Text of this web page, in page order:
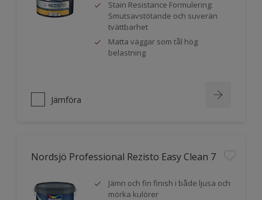
Stain Resistance Formulering:
Smutsavstötande och suverän
tvättbarhet
Matta väggar som tål hög
belastning
Jämföra
Nordsjö Professional Rezisto Easy Clean 7
Jämn och fin finish i både ljusa och
mörka kulörer